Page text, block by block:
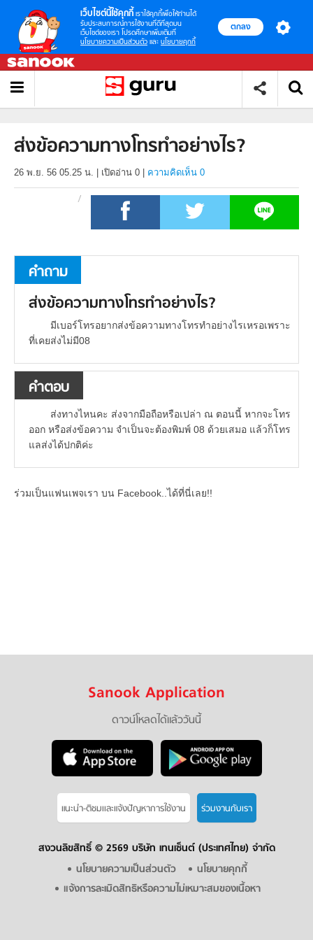
เว็บไซต์นี้ใช้คุกกี้ เราใช้คุกกี้เพื่อให้ท่านได้
รับประสบการณ์การใช้งานที่ดีที่สุดบน
เว็บไซต์ของเรา โปรดศึกษาเพิ่มเติมที่
นโยบายความเป็นส่วนตัว และ นโยบายคุกกี้
ตกลง
ส่งข้อความทางโทรทำอย่างไร?
26 พ.ย. 56 05.25 น. เปิดอ่าน 0 ความคิดเห็น 0
คำถาม
ส่งข้อความทางโทรทำอย่างไร?
มีเบอร์โทรอยากส่งข้อความทางโทรทำอย่างไรเหรอเพราะ
ที่เคยส่งไม่มี08
คำตอบ
ส่งทางไหนคะ ส่งจากมือถือหรือเปล่า ณ ตอนนี้ หากจะโทร
ออก หรือส่งข้อความ จำเป็นจะต้องพิมพ์ 08 ด้วยเสมอ แล้วก็โทร
แลส่งได้ปกติค่ะ
ร่วมเป็นแฟนเพจเรา บน Facebook..ได้ที่นี่เลย!!
Sanook Application
ดาวน์โหลดได้แล้ววันนี้
แนะนำ-ติชมเเละแจ้งปัญหาการใช้งาน ร่วมงานกับเรา
สงวนลิขสิทธิ์ © 2569 บริษัท เทนเซ็นต์ (ประเทศไทย) จำกัด
นโยบายความเป็นส่วนตัว
นโยบายคุกกี้
แจ้งการละเมิดสิทธิหรือความไม่เหมาะสมของเนื้อหา